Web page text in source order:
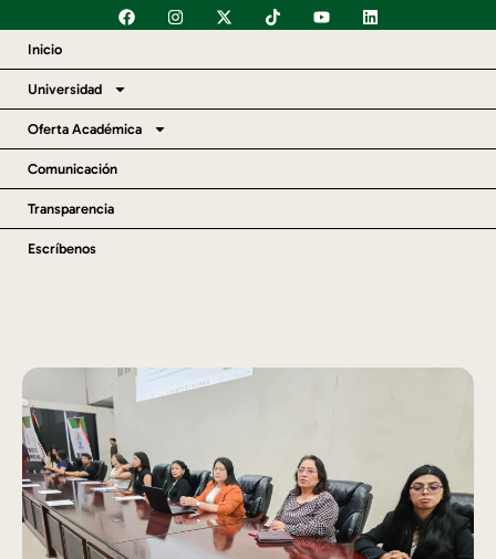
Inicio
Universidad
Oferta Académica
Comunicación
Transparencia
Escríbenos